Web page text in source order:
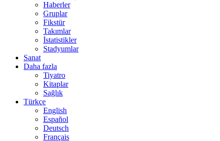
Haberler
Gruplar
Fikstür
Takımlar
İstatistikler
Stadyumlar
Sanat
Daha fazla
Tiyatro
Kitaplar
Sağlık
Türkçe
English
Español
Deutsch
Français